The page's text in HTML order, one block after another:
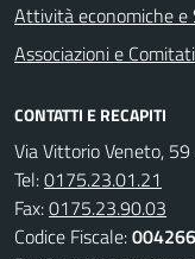
Attività economiche e
Associazioni e Comitati
CONTATTI E RECAPITI
Via Vittorio Veneto,
Tel:0175.23.01.21
Fax:0175.23.90.03
Codice Fiscale: